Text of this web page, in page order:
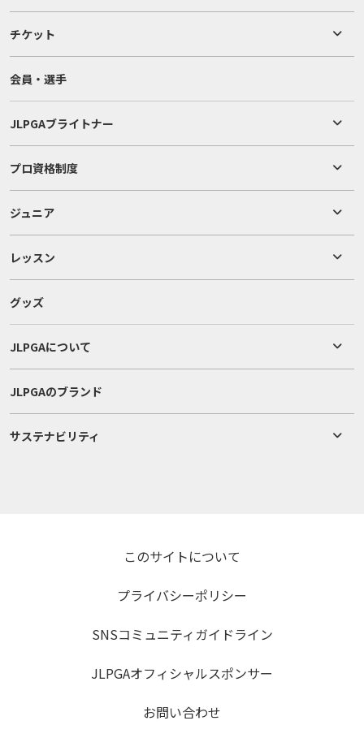
チケット
会員・選手
JLPGAブライトナー
プロ資格制度
ジュニア
レッスン
グッズ
JLPGAについて
JLPGAのブランド
サステナビリティ
このサイトについて
プライバシーポリシー
SNSコミュニティガイドライン
JLPGAオフィシャルスポンサー
お問い合わせ